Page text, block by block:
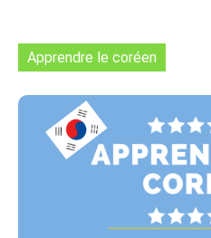
Apprendre le coréen